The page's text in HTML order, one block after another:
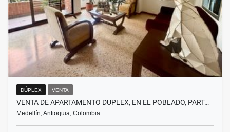
DÚPLEX VENTA
VENTA DE APARTAMENTO DUPLEX, EN EL POBLADO, PART…
Medellín, Antioquia, Colombia